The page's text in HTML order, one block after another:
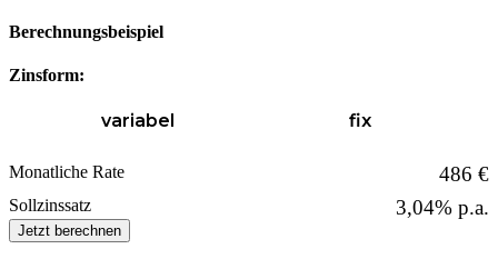
Berechnungsbeispiel
Zinsform:
variabel fix
Monatliche Rate 486 €
Sollzinssatz 3,04% p.a.
Jetzt berechnen